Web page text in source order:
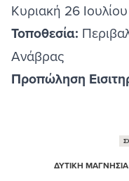
Κυριακή 26
Τοποθεσία:
Ανάβρας
Προπώληση
ΔΥΤΙΚΗ ΜΑΓΝΗΣΙΑ